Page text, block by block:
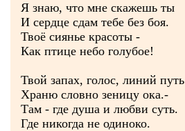
Я знаю, что мне скажешь ты
И сердце сдам тебе без боя.
Твоё сиянье красоты -
Как птице небо голубое!
Твой запах, голос, линий путь
Храню словно зеницу ока.-
Там - где душа и любви суть.
Где никогда не одиноко.